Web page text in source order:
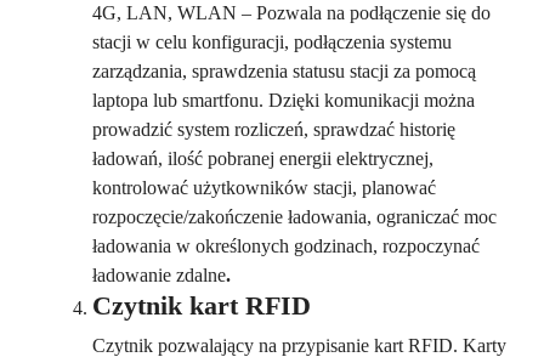
4G, LAN, WLAN – Pozwala na podłączenie się do
stacji w celu konfiguracji, podłączenia systemu
zarządzania, sprawdzenia statusu stacji za pomocą
laptopa lub smartfonu. Dzięki komunikacji można
prowadzić system rozliczeń, sprawdzać historię
ładowań, ilość pobranej energii elektrycznej,
kontrolować użytkowników stacji, planować
rozpoczęcie/zakończenie ładowania, ograniczać moc
ładowania w określonych godzinach, rozpoczynać
ładowanie zdalne.
Czytnik kart RFID
Czytnik pozwalający na przypisanie kart RFID. Karty